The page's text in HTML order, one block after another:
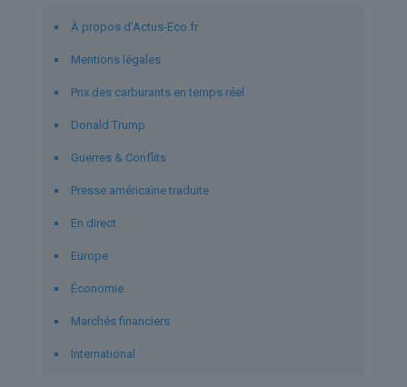
À propos d’Actus-Eco.fr
Mentions légales
Prix des carburants en temps réel
Donald Trump
Guerres & Conflits
Presse américaine traduite
En direct
Europe
Économie
Marchés financiers
International